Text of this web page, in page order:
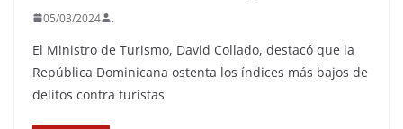
05/03/2024 .
El Ministro de Turismo, David Collado, destacó que la
República Dominicana ostenta los índices más bajos de
delitos contra turistas